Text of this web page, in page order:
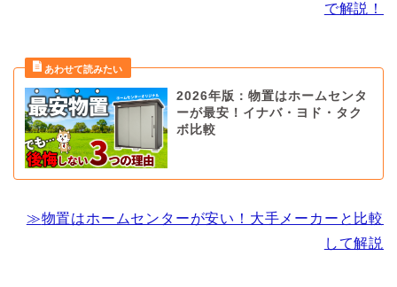
で解説！
2026年版：物置はホームセンタ
ーが最安！イナバ・ヨド・タク
ボ比較
≫物置はホームセンターが安い！大手メーカーと比較
して解説